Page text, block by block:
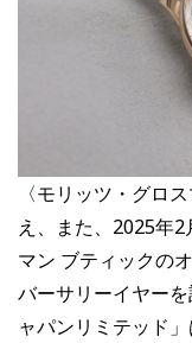
〈モリッツ・グロ
え、また、2025年
マン ブティックの
バーサリーイヤー
ャパンリミテッド